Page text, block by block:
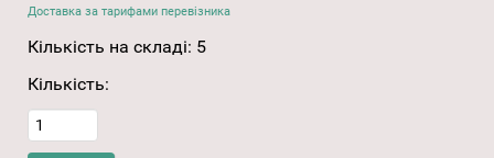
Доставка за тарифами перевізника
Кількість на складі: 5
Кількість: